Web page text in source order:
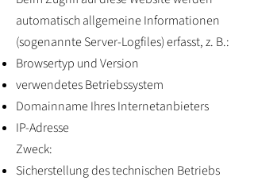
automatisch allgemeine Informationen
(sogenannte Server-Logfiles) erfasst, z. B.:
Browsertyp und Version
verwendetes Betriebssystem
Domainname Ihres Internetanbieters
IP-Adresse
Zweck:
Sicherstellung des technischen Betriebs